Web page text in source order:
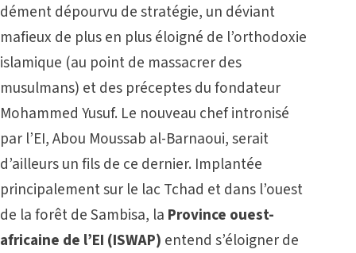
dément dépourvu de stratégie, un déviant
mafieux de plus en plus éloigné de l’orthodoxie
islamique (au point de massacrer des
musulmans) et des préceptes du fondateur
Mohammed Yusuf. Le nouveau chef intronisé
par l’EI, Abou Moussab al-Barnaoui, serait
d’ailleurs un fils de ce dernier. Implantée
principalement sur le lac Tchad et dans l’ouest
de la forêt de Sambisa, la Province ouest-
africaine de l’EI (ISWAP) entend s’éloigner de